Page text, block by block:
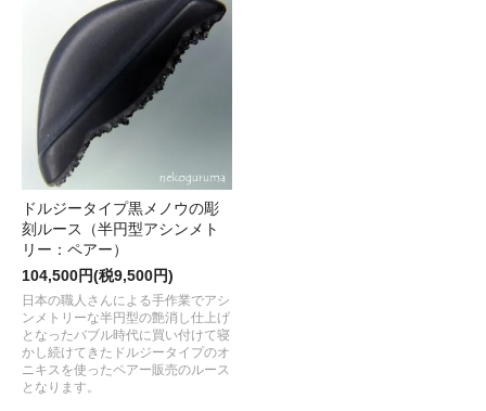
ドルジータイプ黒メノウの彫
刻ルース（半円型アシンメト
リー：ペアー）
104,500円(税9,500円)
日本の職人さんによる手作業でアシ
ンメトリーな半円型の艶消し仕上げ
となったバブル時代に買い付けて寝
かし続けてきたドルジータイプのオ
ニキスを使ったペアー販売のルース
となります。